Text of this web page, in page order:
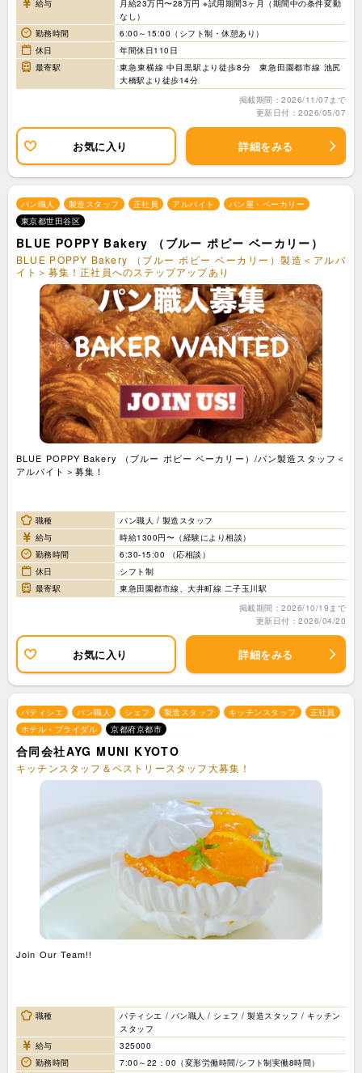
給与
月給23万円〜28万円 ※試用期間3ヶ月（期間中の条件変動
なし）
勤務時間
6:00～15:00（シフト制・休憩あり）
休日
年間休日110日
最寄駅
東急東横線 中目黒駅より徒歩8分 東急田園都市線 池尻
大橋駅より徒歩14分
掲載期間：2026/11/07まで
更新日付：2026/05/07
お気に入り 詳細をみる
パン職人 製造スタッフ 正社員 アルバイト
パン屋・ベーカリー
東京都世田谷区
BLUE POPPY Bakery （ブルー ポピー ベーカリー）
BLUE POPPY Bakery （ブルー ポピー ベーカリー）製造＜アルバ
イト＞募集！正社員へのステップアップあり
BLUE POPPY Bakery （ブルー ポピー ベーカリー）/パン製造スタッフ＜
アルバイト＞募集！
職種
パン職人 / 製造スタッフ
給与
時給1300円〜（経験により相談）
勤務時間
6:30-15:00 （応相談）
休日
シフト制
最寄駅
東急田園都市線、大井町線 二子玉川駅
掲載期間：2026/10/19まで
更新日付：2026/04/20
お気に入り 詳細をみる
パティシエ パン職人 シェフ 製造スタッフ キッチンスタッフ
正社員
ホテル・ブライダル
京都府京都市
合同会社AYG MUNI KYOTO
キッチンスタッフ＆ペストリースタッフ大募集！
Join Our Team!!
職種
パティシエ / パン職人 / シェフ / 製造スタッフ / キッチン
スタッフ
給与
325000
勤務時間
7:00～22：00（変形労働時間/シフト制実働8時間）